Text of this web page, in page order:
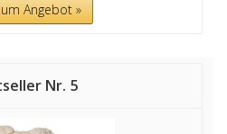
Angebot »
5